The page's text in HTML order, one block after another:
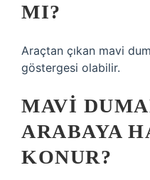
MI?
Araçtan çıkan mavi
göstergesi olabilir.
MAVI
ARABAYA
KONUR?